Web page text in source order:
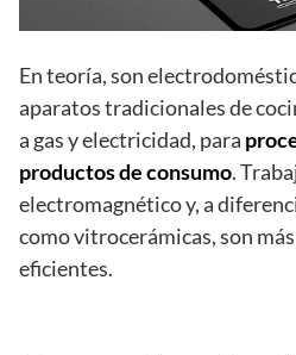
En teoría, son
aparatos tradicionales de
a gas y electricidad, para
productos de consumo.
electromagnético y, a
como vitrocerámicas, son
eficientes.